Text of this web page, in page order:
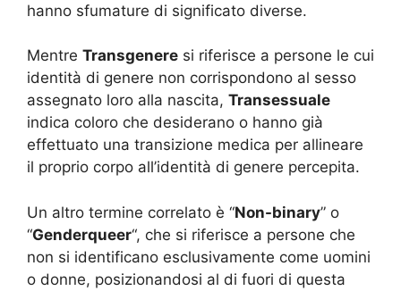
hanno sfumature di significato diverse.
Mentre Transgenere si riferisce a persone le cui
identità di genere non corrispondono al sesso
assegnato loro alla nascita, Transessuale
indica coloro che desiderano o hanno già
effettuato una transizione medica per allineare
il proprio corpo all’identità di genere percepita.
Un altro termine correlato è “Non-binary” o
“Genderqueer“, che si riferisce a persone che
non si identificano esclusivamente come uomini
o donne, posizionandosi al di fuori di questa